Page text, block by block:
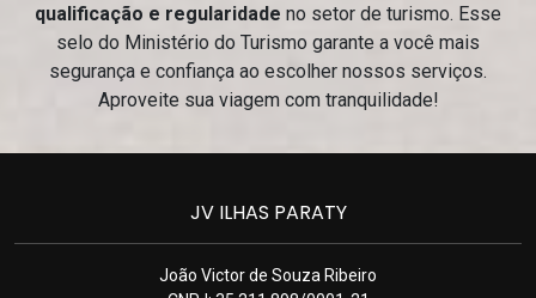
qualificação e regularidade no setor de turismo. Esse
selo do Ministério do Turismo garante a você mais
segurança e confiança ao escolher nossos serviços.
Aproveite sua viagem com tranquilidade!
JV ILHAS PARATY
João Victor de Souza Ribeiro